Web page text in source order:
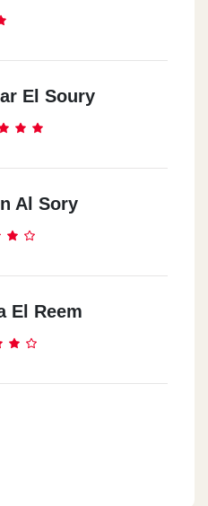
El Soury
Al Sory
El Reem